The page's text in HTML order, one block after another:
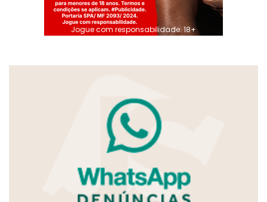
Jogue com responsabilidade. 18+